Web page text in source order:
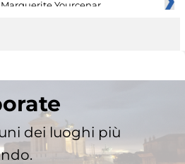
Yourcenar
dei luoghi più